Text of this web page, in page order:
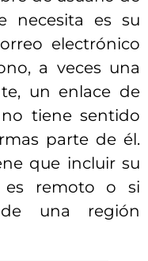
necesita es su
electrónico
a veces una
un enlace de
tiene sentido
parte de él.
que incluir su
es remoto o si
una región